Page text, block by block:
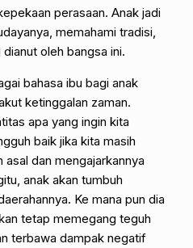
perasaan. Anak jadi
memahami tradisi,
oleh bangsa ini.
bahasa ibu bagi anak
ketinggalan zaman.
apa yang ingin kita
baik jika kita masih
dan mengajarkannya
anak akan tumbuh
Ke mana pun dia
tetap memegang teguh
terbawa dampak negatif